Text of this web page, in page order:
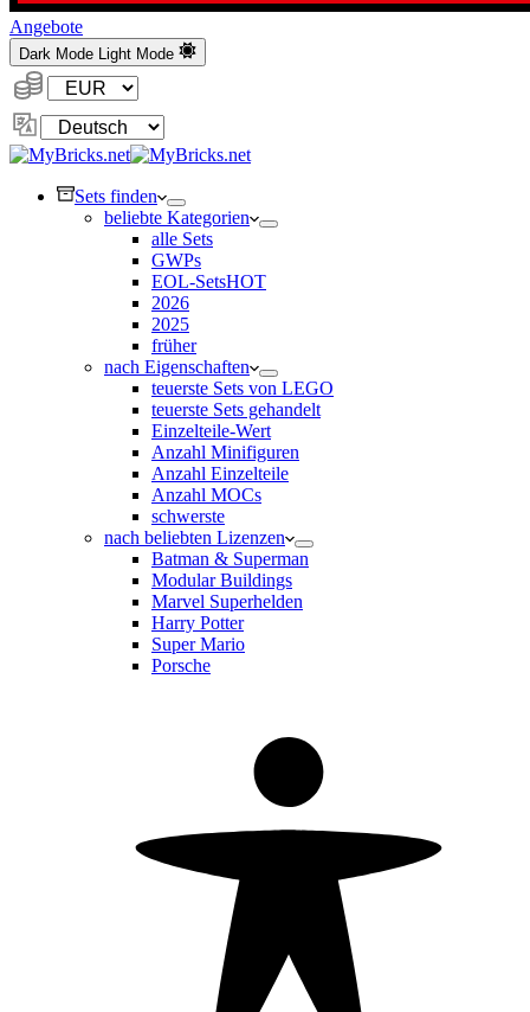
Angebote
Dark Mode Light Mode
Währung:
Sprache
ändern
Sets finden
beliebte Kategorien
alle Sets
GWPs
EOL-SetsHOT
2026
2025
früher
nach Eigenschaften
teuerste Sets von LEGO
teuerste Sets gehandelt
Einzelteile-Wert
Anzahl Minifiguren
Anzahl Einzelteile
Anzahl MOCs
schwerste
nach beliebten Lizenzen
Batman & Superman
Modular Buildings
Marvel Superhelden
Harry Potter
Super Mario
Porsche